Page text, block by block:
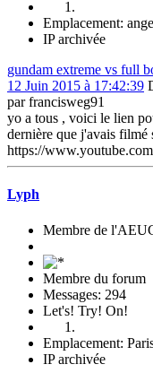
Emplacement:
IP archivée
gundam extreme vs full
12 Juin 2015 à 17:42:39
par francisweg91
yo a tous , voici le lien
dernière que j'avais
https://
Lyph
Membre de
Membre du forum
Messages: 294
Let's! Try! On!
Emplacement:
IP archivée